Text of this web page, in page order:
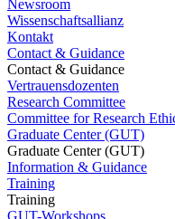
Newsroom
Wissenschaftsallianz
Kontakt
Contact & Guidance
Contact & Guidance
Vertrauensdozenten
Research Committee
Committee for Research
Graduate Center (GUT)
Graduate Center (GUT)
Information & Guidance
Training
Training
GUT-Workshops